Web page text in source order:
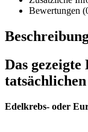
Bewertungen
Das
Edelkrebs- oder